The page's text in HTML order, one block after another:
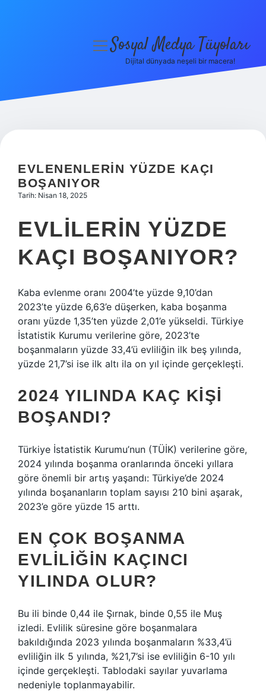
Hakkımızda
menüyüSosyal Medya Tüyoları
Dijital dünyada neşeli bir macera!
EVLENENLERIN YÜZDE KAÇI
BOŞANIYOR
Tarih: Nisan 18, 2025
EVLILERIN YÜZDE
KAÇI BOŞANIYOR?
Kaba evlenme oranı 2004’te yüzde 9,10’dan
2023’te yüzde 6,63’e düşerken, kaba boşanma
oranı yüzde 1,35’ten yüzde 2,01’e yükseldi. Türkiye
İstatistik Kurumu verilerine göre, 2023’te
boşanmaların yüzde 33,4’ü evliliğin ilk beş yılında,
yüzde 21,7’si ise ilk altı ila on yıl içinde gerçekleşti.
2024 YILINDA KAÇ KIŞI
BOŞANDI?
Türkiye İstatistik Kurumu’nun (TÜİK) verilerine göre,
2024 yılında boşanma oranlarında önceki yıllara
göre önemli bir artış yaşandı: Türkiye’de 2024
yılında boşananların toplam sayısı 210 bini aşarak,
2023’e göre yüzde 15 arttı.
EN ÇOK BOŞANMA
EVLILIĞIN KAÇINCI
YILINDA OLUR?
Bu ili binde 0,44 ile Şırnak, binde 0,55 ile Muş
izledi. Evlilik süresine göre boşanmalara
bakıldığında 2023 yılında boşanmaların %33,4’ü
evliliğin ilk 5 yılında, %21,7’si ise evliliğin 6-10 yılı
içinde gerçekleşti. Tablodaki sayılar yuvarlama
nedeniyle toplanmayabilir.